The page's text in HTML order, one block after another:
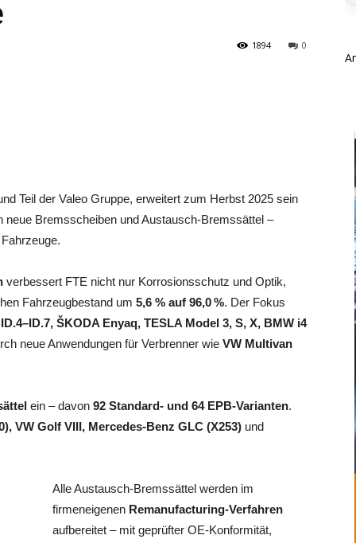
0
1894
Teil der Valeo Gruppe, erweitert zum Herbst 2025 sein
Bremsscheiben und Austausch-Bremssättel –
verbessert FTE nicht nur Korrosionsschutz und Optik,
Fahrzeugbestand um 5,6 % auf 96,0 %. Der Fokus
ŠKODA Enyaq, TESLA Model 3, S, X, BMW i4
neue Anwendungen für Verbrenner wie VW Multivan
ein – davon 92 Standard- und 64 EPB-Varianten.
VW Golf VIII, Mercedes-Benz GLC (X253) und
Alle Austausch-Bremssättel werden im
firmeneigenen Remanufacturing-Verfahren
aufbereitet – mit geprüfter OE-Konformität,